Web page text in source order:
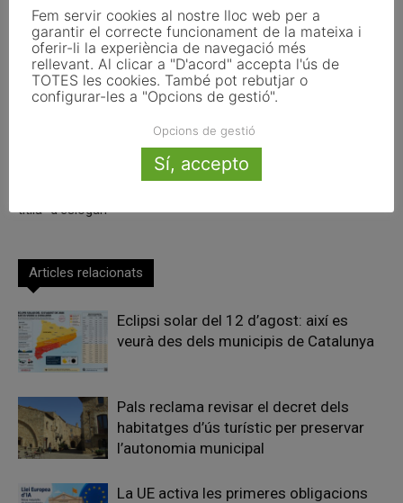
Facebook X Linkedin
Rajoy ridiculitza la reforma
titlla “d’eslògan”
ELECCIONS MUNICIPALS 2015:
Articles relacionats
Eclipsi solar del 12 d’agost: així es
veurà des dels municipis de Catalunya
Pals reclama revisar el decret dels
habitatges d’ús turístic per preservar
l’autonomia municipal
La UE activa les primeres obligacions
Fem servir cookies al nostre lloc web per a
garantir el correcte funcionament de la mateixa i
oferir-li la experiència de navegació més
rellevant. Al clicar a "D'acord" accepta l'ús de
TOTES les cookies. També pot rebutjar o
configurar-les a "Opcions de gestió".
Opcions de gestió
Sí, accepto